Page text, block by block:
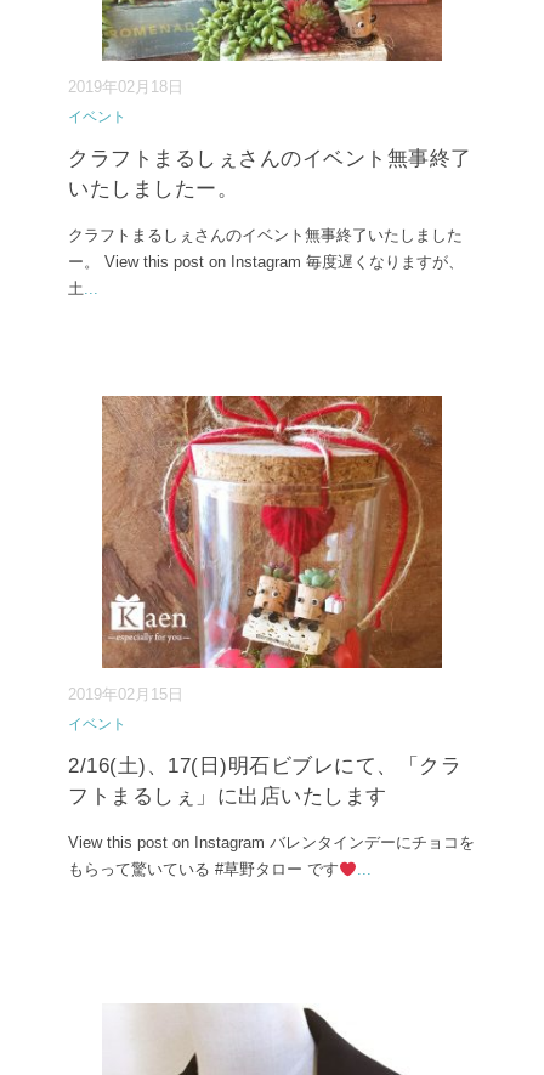
2019年02月18日
イベント
クラフトまるしぇさんのイベント無事終了
いたしましたー。
クラフトまるしぇさんのイベント無事終了いたしました
ー。 View this post on Instagram 毎度遅くなりますが、
土...
2019年02月15日
イベント
2/16(土)、17(日)明石ビブレにて、「クラ
フトまるしぇ」に出店いたします
View this post on Instagram バレンタインデーにチョコを
もらって驚いている #草野タロー です
...